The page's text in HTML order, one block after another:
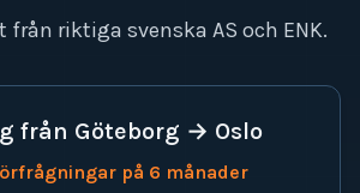
riktiga svenska AS och ENK.
från Göteborg → Oslo
på 6 månader